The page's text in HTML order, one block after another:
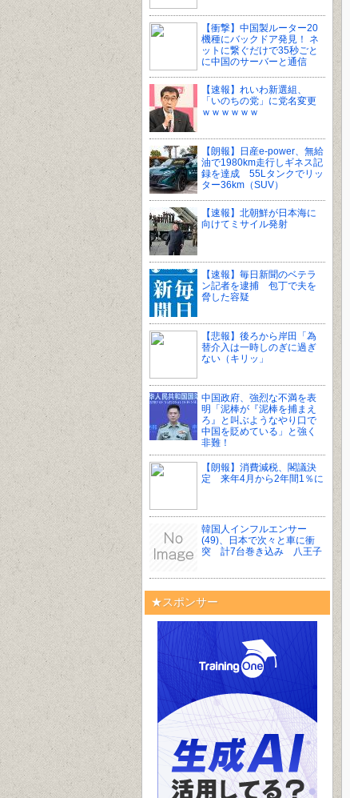
【衝撃】中国製ルーター20
機種にバックドア発見！ ネ
ットに繋ぐだけで35秒ごと
に中国のサーバーと通信
【速報】れいわ新選組、
「いのちの党」に党名変更
ｗｗｗｗｗｗ
【朗報】日産e-power、無給
油で1980km走行しギネス記
録を達成 55Lタンクでリッ
ター36km（SUV）
【速報】北朝鮮が日本海に
向けてミサイル発射
【速報】毎日新聞のベテラ
ン記者を逮捕 包丁で夫を
脅した容疑
【悲報】後ろから岸田「為
替介入は一時しのぎに過ぎ
ない（キリッ」
中国政府、強烈な不満を表
明「泥棒が『泥棒を捕まえ
ろ』と叫ぶようなやり口で
中国を貶めている」と強く
非難！
【朗報】消費減税、閣議決
定 来年4月から2年間1％に
韓国人インフルエンサー
(49)、日本で次々と車に衝
突 計7台巻き込み 八王子
★スポンサー